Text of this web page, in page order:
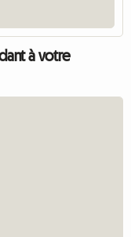
à votre